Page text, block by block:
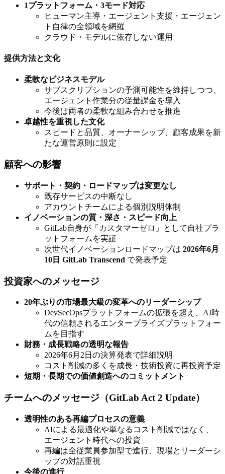
1プラットフォーム・3モード対応
ヒューマン主導・エージェント支援・エージェン
ト自律の全領域を網羅
クラウド・モデルに依存しない運用
提供方法と文化
柔軟なビジネスモデル
サブスクリプションの予測可能性を維持しつつ、
エージェント作業分の従量課金を導入
今後は両者の柔軟な組み合わせを推進
卓越性を重視した文化
スピードと品質、オーナーシップ、顧客成果を新
たな運営原則に設定
顧客への影響
サポート・契約・ロードマップは変更なし
既存サービスの中断なし
アカウントチームによる個別説明体制
イノベーションの質・深さ・スピード向上
GitLab自身が「カスタマーゼロ」として自社プラ
ットフォームを実証
次世代イノベーションロードマップは 2026年6月
10日 GitLab Transcend で発表予定
投資家へのメッセージ
20年ぶりの市場最大級の変革へのリーダーシップ
DevSecOpsプラットフォームの拡張を超え、AI時
代の信頼されるエンタープライズプラットフォー
ムを目指す
財務・成長戦略の透明な報告
2026年6月2日の決算発表で詳細説明
コスト削減の多くを成長・技術投資に再投資予定
短期・長期での価値創造へのコミットメント
チームへのメッセージ（GitLab Act 2 Update）
透明性のある再編プロセスの意義
AIによる最適化や単なるコスト削減ではなく、
エージェント時代への投資
再編は全従業員参加型で進行、現場とリーダーシ
ップの対話重視
今後の進行